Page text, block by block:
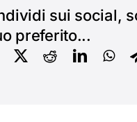
sui social,
preferito...